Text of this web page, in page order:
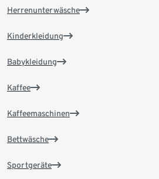
Herrenunterwäsche
Kinderkleidung
Babykleidung
Kaffee
Kaffeemaschinen
Bettwäsche
Sportgeräte